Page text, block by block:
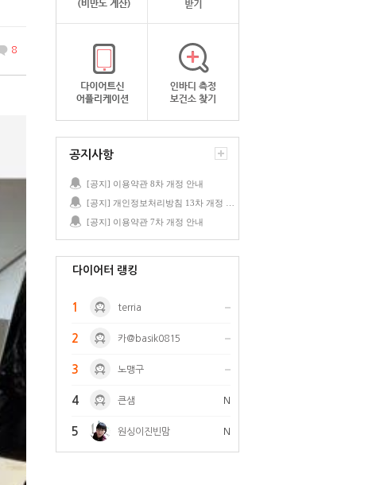
8
공지사항
[공지] 이용약관 8차 개정 안내
[공지] 이용약관 7차 개정 안내
다이어터 랭킹
1 terria
2 카@basik0815
3 노맹구
4 큰샘 N
5 원싱이진빈맘 N